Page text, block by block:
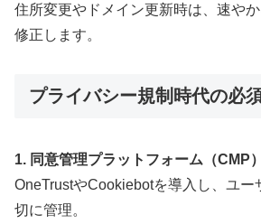
住所変更やドメイン更新時は、速や
修正します。
プライバシー規制時代の必
1. 同意管理プラットフォーム（CMP
OneTrustやCookiebotを導入し、ユー
切に管理。